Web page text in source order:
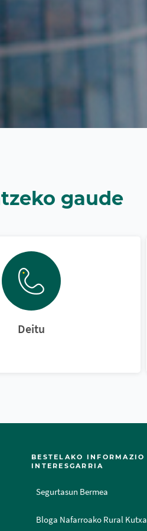
gaude
Deitu
BESTELAKO INFORMAZIO
INTERESGARRIA
Segurtasun Bermea
Bloga Nafarroako Rural Kutxa